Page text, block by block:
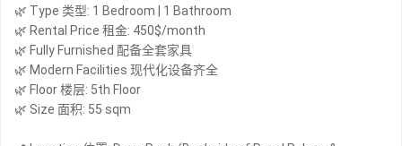
🌿 Type 类型: 1 Bedroom | 1 Bathroom
🌿 Rental Price 租金: 450$/month
🌿 Fully Furnished 配备全套家具
🌿 Modern Facilities 现代化设备齐全
🌿 Floor 楼层: 5th Floor
🌿 Size 面积: 55 sqm